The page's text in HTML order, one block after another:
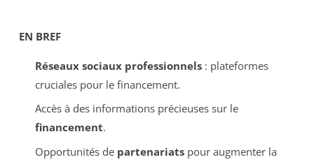
EN BREF
Réseaux sociaux professionnels: plateformes
cruciales pour le financement.
Accès à des informations précieuses sur le
financement.
Opportunités de partenariatspour augmenter la